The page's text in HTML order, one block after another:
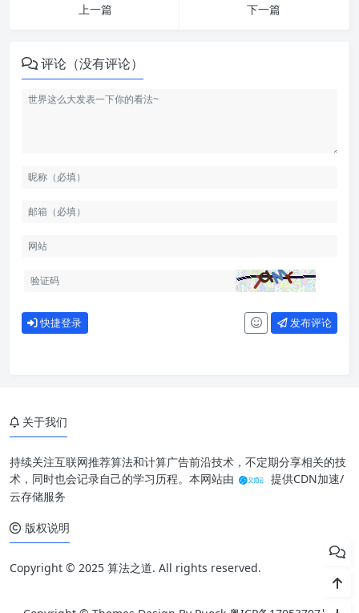
上一篇
下一篇
评论（没有评论）
快捷登录 发布评论
关于我们
持续关注互联网推荐算法和计算广告前沿技术，不定期分享相关的技
术，同时也会记录自己的学习历程。本网站由
提供CDN加速/
云存储服务
版权说明
Copyright © 2025 算法之道. All rights reserved.